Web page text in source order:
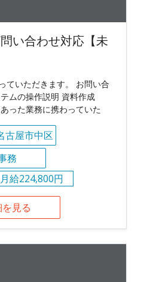
い合わせ対応【未
ていただきます。 お問い合
ムの操作説明 資料作成
った業務に携わっていた
古屋市中区
務
月給224,800円
見る